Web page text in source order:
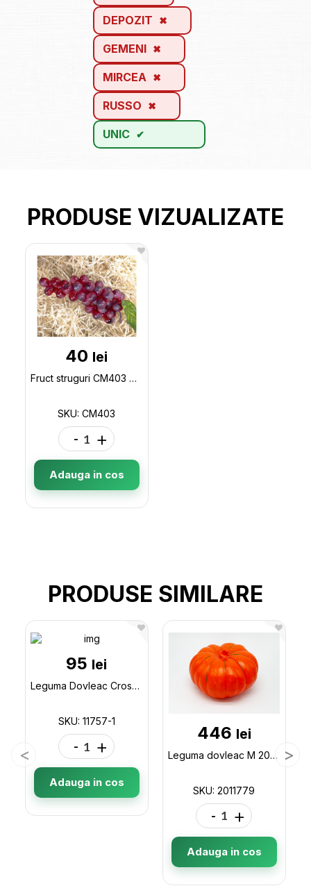
DEPOZIT
GEMENI
MIRCEA
RUSSO
UNIC
PRODUSE VIZUALIZATE
40 lei
Fruct struguri CM403 CM403
SKU: CM403
- +
Adauga in cos
PRODUSE SIMILARE
95 lei
Leguma Dovleac Crosetat Mare 11757-1
SKU: 11757-1
- +
Adauga in cos
446 lei
Leguma dovleac M 2011779
SKU: 2011779
- +
Adauga in cos